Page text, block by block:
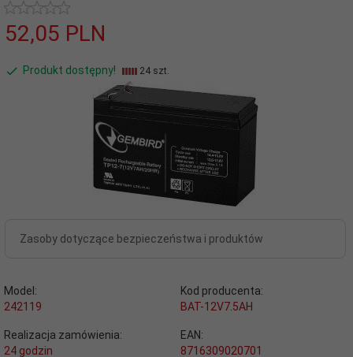
52,05 PLN
Produkt dostępny! 24 szt.
Zasoby dotyczące bezpieczeństwa i produktów
Model:
242119
Kod producenta:
BAT-12V7.5AH
Realizacja zamówienia:
24 godzin
EAN:
8716309020701